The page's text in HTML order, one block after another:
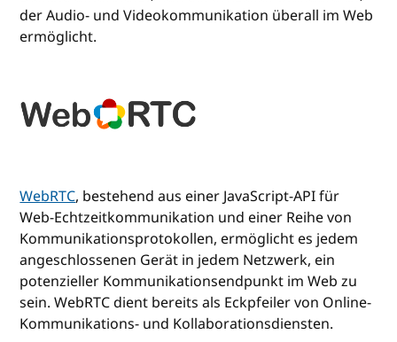
der Audio- und Videokommunikation überall im Web
ermöglicht.
WebRTC, bestehend aus einer JavaScript-API für
Web-Echtzeitkommunikation und einer Reihe von
Kommunikationsprotokollen, ermöglicht es jedem
angeschlossenen Gerät in jedem Netzwerk, ein
potenzieller Kommunikationsendpunkt im Web zu
sein. WebRTC dient bereits als Eckpfeiler von Online-
Kommunikations- und Kollaborationsdiensten.